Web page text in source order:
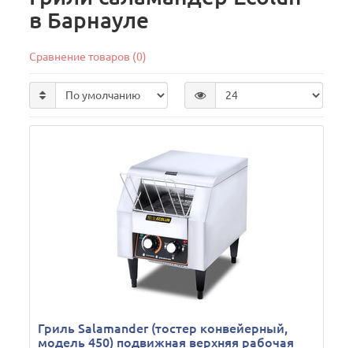
в Барнауле
Сравнение товаров (0)
Гриль Salamander (тостер конвейерный,
модель 450) подвижная верхняя рабочая